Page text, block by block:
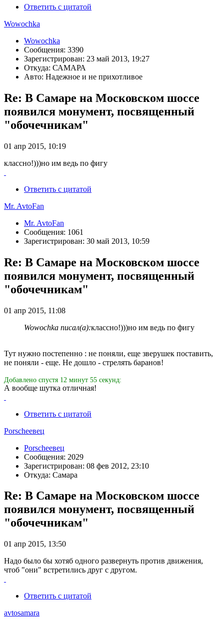
Ответить с цитатой
Wowochka
Wowochka
Сообщения: 3390
Зарегистрирован: 23 май 2013, 19:27
Откуда: САМАРА
Авто: Надежное и не прихотливое
Re: В Самаре на Московском шоссе
появился монумент, посвященный
"обочечникам"
01 апр 2015, 10:19
классно!)))но им ведь по фигу
Ответить с цитатой
Mr. AvtoFan
Mr. AvtoFan
Сообщения: 1061
Зарегистрирован: 30 май 2013, 10:59
Re: В Самаре на Московском шоссе
появился монумент, посвященный
"обочечникам"
01 апр 2015, 11:08
Wowochka писал(а):классно!)))но им ведь по фигу
Тут нужно постепенно : не поняли, еще зверушек поставить,
не поняли - еще. Не дошло - стрелять баранов!
Добавлено спустя 12 минут 55 секунд:
А вообще шутка отличная!
Ответить с цитатой
Porscheeвец
Porscheeвец
Сообщения: 2029
Зарегистрирован: 08 фев 2012, 23:10
Откуда: Самара
Re: В Самаре на Московском шоссе
появился монумент, посвященный
"обочечникам"
01 апр 2015, 13:50
Надо было бы хотяб одного развернуть против движения,
чтоб "они" встретились друг с другом.
Ответить с цитатой
avtosamara